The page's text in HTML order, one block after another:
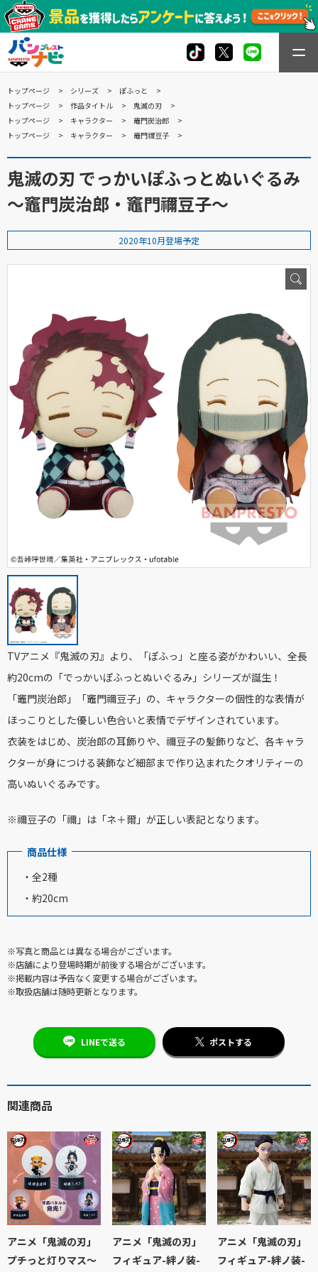
トップページ シリーズ
ぽふっと
トップページ
作品タイトル
鬼滅の刃
トップページ
キャラクター
竈門炭治郎
トップページ
キャラクター 竈門禰豆子
鬼滅の刃 でっかいぽふっとぬいぐるみ
～竈門炭治郎・竈門禰豆子～
2020年10月登場予定
TVアニメ『鬼滅の刃』より、「ぽふっ」と座る姿がかわいい、全長
約20cmの「でっかいぽふっとぬいぐるみ」シリーズが誕生！
「竈門炭治郎」「竈門禰豆子」の、キャラクターの個性的な表情が
ほっこりとした優しい色合いと表情でデザインされています。
衣装をはじめ、炭治郎の耳飾りや、禰豆子の髪飾りなど、各キャラ
クターが身につける装飾など細部まで作り込まれたクオリティーの
高いぬいぐるみです。
※禰豆子の「禰」は「ネ＋爾」が正しい表記となります。
商品仕様
・全2種
・約20cm
※写真と商品とは異なる場合がございます。
※店舗により登場時期が前後する場合がございます。
※掲載内容は予告なく変更する場合がございます。
※取扱店舗は随時更新となります。
LINEで送る ポストする
関連商品
アニメ「鬼滅の刃」
プチっと灯りマス～
アニメ「鬼滅の刃」
フィギュア-絆ノ装-
アニメ「鬼滅の刃」
フィギュア-絆ノ装-